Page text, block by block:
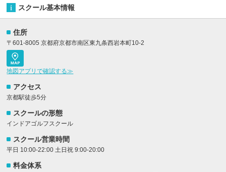
スクール基本情報
住所
〒601-8005 京都府京都市南区東九条西岩本町10-2
地図アプリで確認する≫
アクセス
京都駅徒歩5分
スクールの形態
インドアゴルフスクール
スクール営業時間
平日 10:00-22:00 土日祝 9:00-20:00
料金体系